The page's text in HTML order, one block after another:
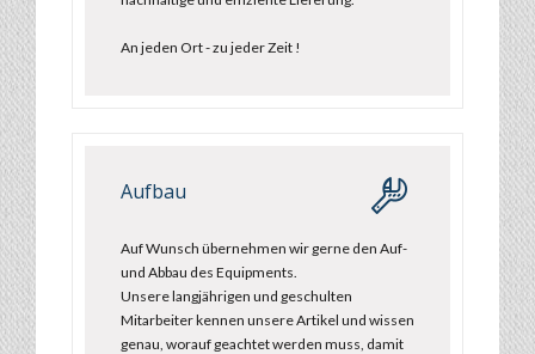
An jeden Ort - zu jeder Zeit !
Aufbau
Auf Wunsch übernehmen wir gerne den Auf-
und Abbau des Equipments.
Unsere langjährigen und geschulten
Mitarbeiter kennen unsere Artikel und wissen
genau, worauf geachtet werden muss, damit